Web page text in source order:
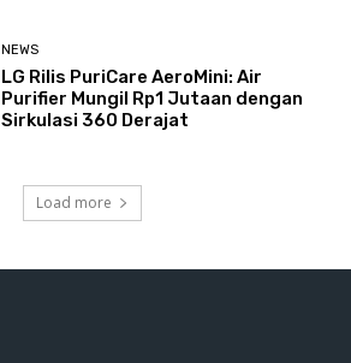
NEWS
LG Rilis PuriCare AeroMini: Air
Purifier Mungil Rp1 Jutaan dengan
Sirkulasi 360 Derajat
Load more